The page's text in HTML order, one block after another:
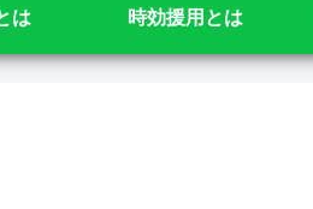
は 時効援用とは